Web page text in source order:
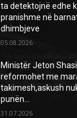
ta detektojnë edhe
pranishme në
dhimbjeve
05.08.2026
Ministër Jeton
reformohet me
takimesh,askush
punën…
31.07.2026